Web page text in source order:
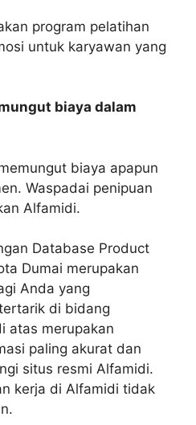
program pelatihan
untuk karyawan yang
biaya dalam
biaya apapun
Waspadai penipuan
Alfamidi.
Database Product
Dumai merupakan
Anda yang
di bidang
atas merupakan
paling akurat dan
situs resmi Alfamidi.
kerja di Alfamidi tidak